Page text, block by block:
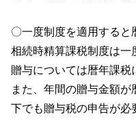
〇一度制度を適用すると
相続時精算課税制度は一
贈与については暦年課税
また、年間の贈与金額
下でも贈与税の申告が必